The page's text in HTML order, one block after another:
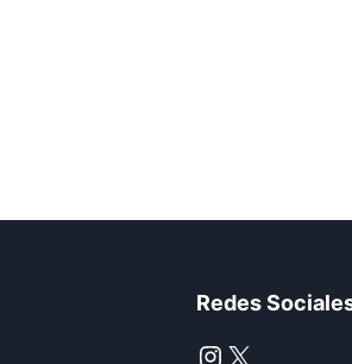
Redes
Instagram X